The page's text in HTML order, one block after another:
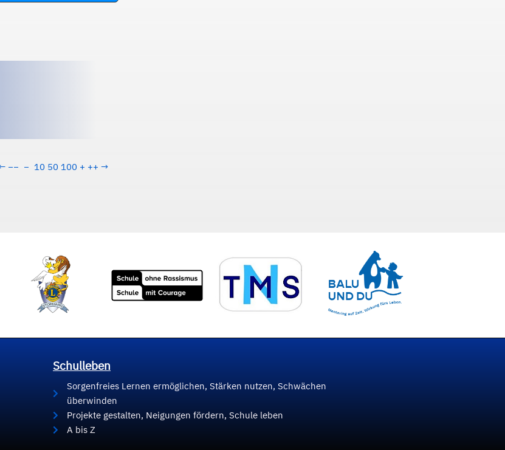
−− − 10 50 100 + ++ →
Schulleben
Sorgenfreies Lernen ermöglichen, Stärken nutzen, Schwächen
überwinden
Projekte gestalten, Neigungen fördern, Schule leben
A bis Z